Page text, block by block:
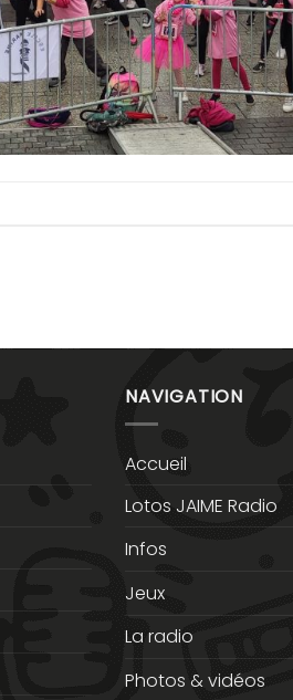
NAVIGATION
Accueil
Lotos JAIME Radio
Infos
Jeux
La radio
Photos & vidéos